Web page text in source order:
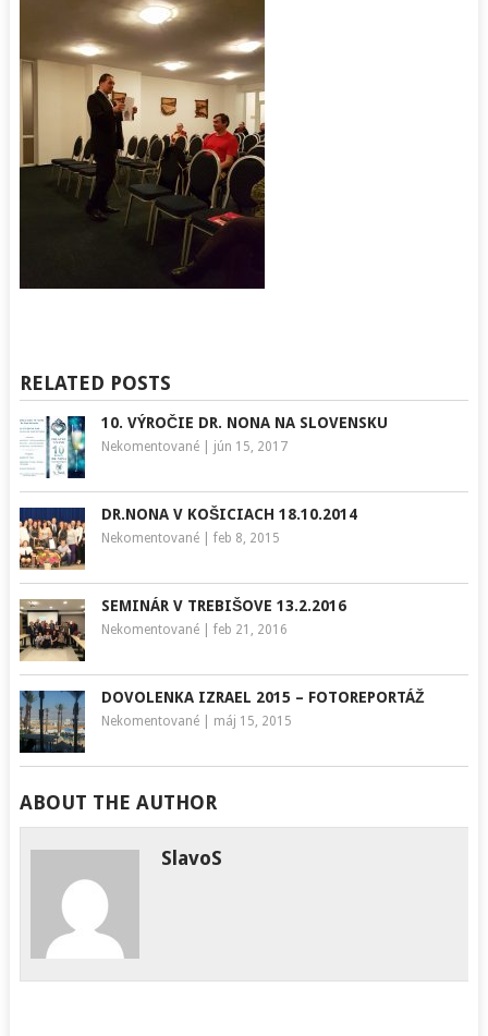
RELATED POSTS
10. VÝROČIE DR. NONA NA SLOVENSKU
Nekomentované| jún 15, 2017
DR.NONA V KOŠICIACH 18.10.2014
Nekomentované| feb 8, 2015
SEMINÁR V TREBIŠOVE 13.2.2016
Nekomentované| feb 21, 2016
DOVOLENKA IZRAEL 2015 – FOTOREPORTÁŽ
Nekomentované| máj 15, 2015
ABOUT THE AUTHOR
SlavoS